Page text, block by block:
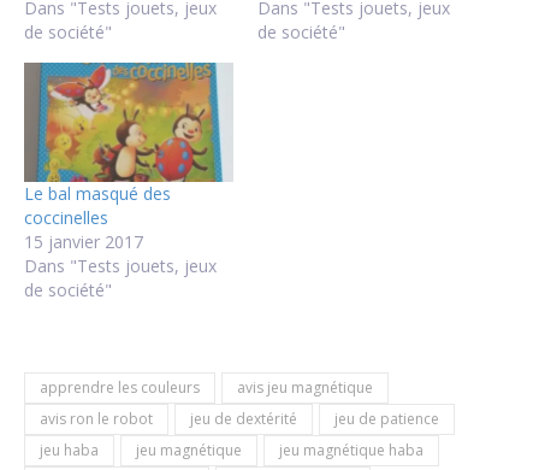
Dans "Tests jouets, jeux
de société"
Dans "Tests jouets, jeux
de société"
Le bal masqué des
coccinelles
15 janvier 2017
Dans "Tests jouets, jeux
de société"
apprendre les couleurs
avis jeu magnétique
avis ron le robot
jeu de dextérité
jeu de patience
jeu haba
jeu magnétique
jeu magnétique haba